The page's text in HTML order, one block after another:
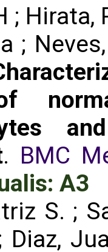
; Hirata,
;
. BMC
A3
S. ;
Diaz,